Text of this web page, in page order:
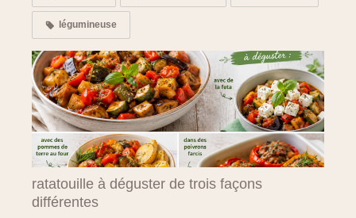
légumineuse
ratatouille à déguster de trois façons
différentes